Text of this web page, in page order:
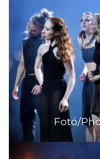
Fotó/